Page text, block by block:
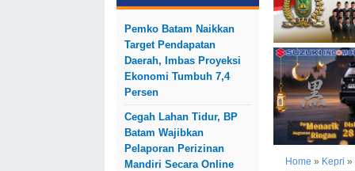
Pemko Batam Naikkan
Target Pendapatan
Daerah, Imbas Proyeksi
Ekonomi Tumbuh 7,4
Persen
Cegah Lahan Tidur, BP
Batam Wajibkan
Pelaporan Perizinan
Mandiri Secara Online
Home » Kepri »